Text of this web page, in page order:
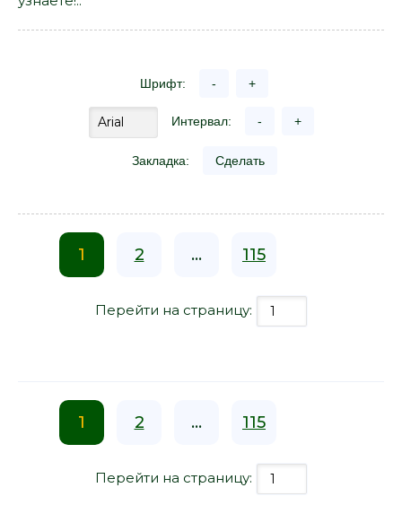
Шрифт: - +
Интервал: - +
Закладка: Сделать
1 2 ... 115
Перейти на страницу:
1 2 ... 115
Перейти на страницу: